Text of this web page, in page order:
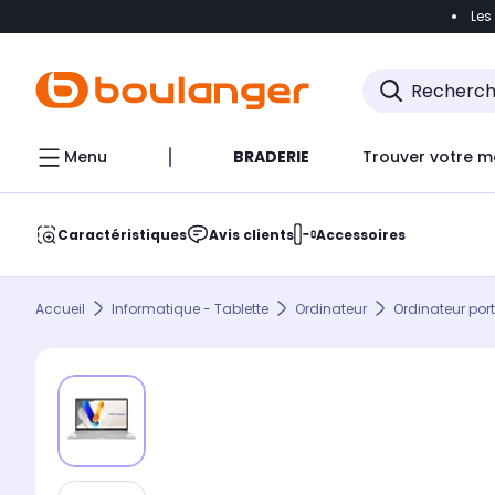
Accéder
Menu BRADERIE Trouver votre
Caractéristiques Avis clients Accessoires
Accueil Informatique - Tablette Ordinateur Ordinateur